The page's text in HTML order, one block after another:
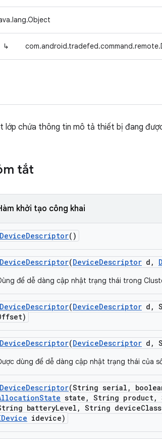
↳
lớp chứa thông tin mô tả thiết bị đang
tắt
khởi tạo công khai
DeviceDescriptor()
DeviceDescriptor(DeviceDescriptor d ,
để dễ dàng cập nhật trạng thái trong
DeviceDescriptor(DeviceDescriptor d ,
DeviceDescriptor(DeviceDescriptor d ,
dùng để dễ dàng cập nhật trạng thái của
DeviceDescriptor(String serial ,
State state , String product,
batteryLevel , String deviceClass
idevice)